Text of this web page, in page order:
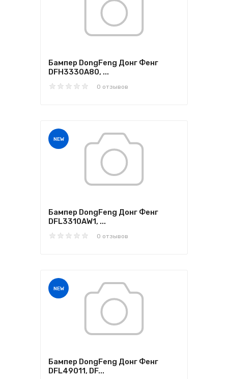
Бампер DongFeng Донг Фенг
DFH3330A80, ...
0 отзывов
NEW
Бампер DongFeng Донг Фенг
DFL3310AW1, ...
0 отзывов
NEW
Бампер DongFeng Донг Фенг
DFL49011, DF...